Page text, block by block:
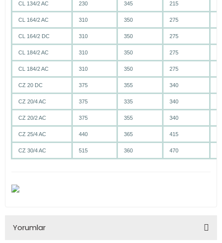
CL 134/2 AC 230 345 215
CL 164/2 AC 310 350 275
CL 164/2 DC 310 350 275
CL 184/2 AC 310 350 275
CL 184/2 AC 310 350 275
CZ 20 DC 375 355 340
CZ 20/4 AC 375 335 340
CZ 20/2 AC 375 355 340
CZ 25/4 AC 440 365 415
CZ 30/4 AC 515 360 470
Yorumlar